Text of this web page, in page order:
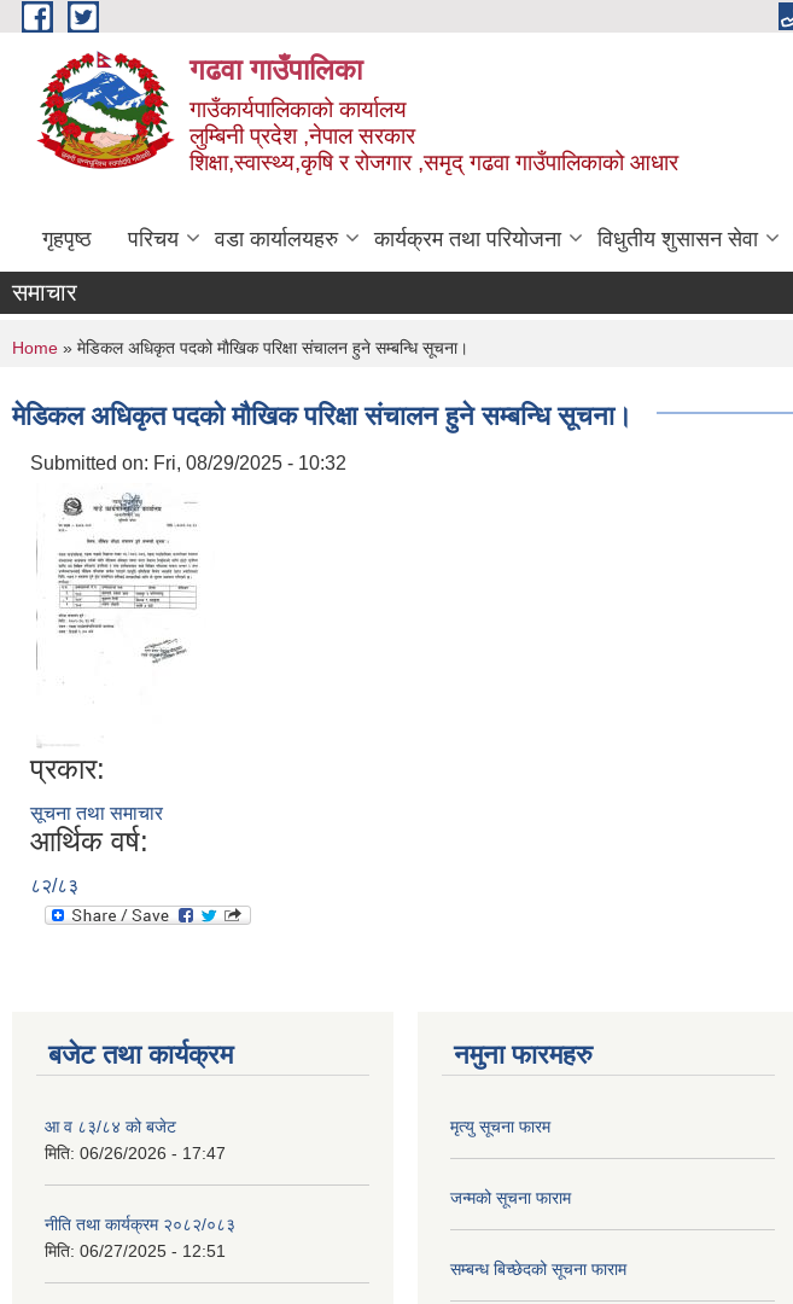
Skip to main content
गढवा गाउँपालिका
गाउँकार्यपालिकाको कार्यालय
लुम्बिनी प्रदेश ,नेपाल सरकार
शिक्षा,स्वास्थ्य,कृषि र रोजगार ,समृद् गढवा गाउँपालिकाको आधार
गृहपृष्ठ परिचय वडा कार्यालयहरु कार्यक्रम तथा परियोजना विधुतीय शुसासन सेवा
समाचार
You are here
Home » मेडिकल अधिकृत पदको माैखिक परिक्षा संचालन हुने सम्बन्धि सूचना।
मेडिकल अधिकृत पदको माैखिक परिक्षा संचालन हुने सम्बन्धि सूचना।
Submitted on: Fri, 08/29/2025 - 10:32
प्रकार:
सूचना तथा समाचार
आर्थिक वर्ष:
८२/८३
बजेट तथा कार्यक्रम
आ व ८३/८४ को बजेट
मिति: 06/26/2026 - 17:47
नीति तथा कार्यक्रम २०८२/०८३
मिति: 06/27/2025 - 12:51
नमुना फारमहरु
मृत्यु सूचना फारम
जन्मको सूचना फाराम
सम्बन्ध बिच्छेदको सूचना फाराम